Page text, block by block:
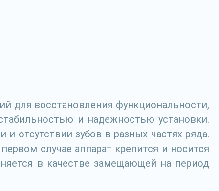
для восстановления функциональности,
и надежностью установки.
отсутствии зубов в разных частях ряда.
случае аппарат крепится и носится
в качестве замещающей на период